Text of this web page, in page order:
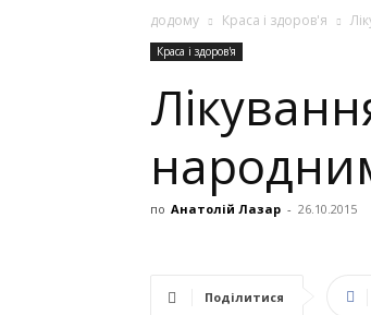
додому Краса і здоров'я
Краса і здоров'я
по Анатолій Лазар - 26.10.2015
Поділитися